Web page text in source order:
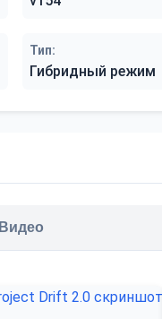
Тип:
Гибридный режим
Видео